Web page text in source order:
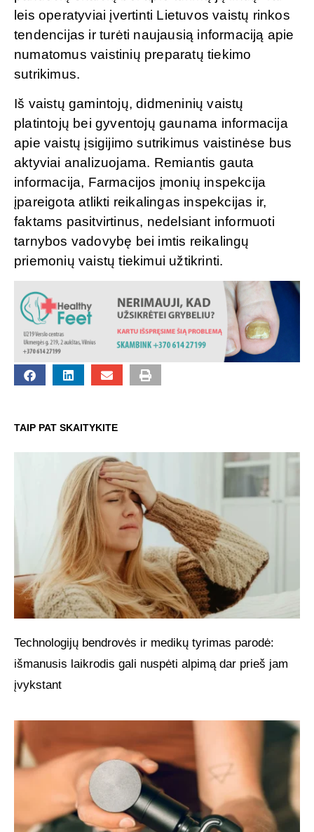
leis operatyviai įvertinti Lietuvos vaistų rinkos
tendencijas ir turėti naujausią informaciją apie
numatomus vaistinių preparatų tiekimo
sutrikimus.
Iš vaistų gamintojų, didmeninių vaistų
platintojų bei gyventojų gaunama informacija
apie vaistų įsigijimo sutrikimus vaistinėse bus
aktyviai analizuojama. Remiantis gauta
informacija, Farmacijos įmonių inspekcija
įpareigota atlikti reikalingas inspekcijas ir,
faktams pasitvirtinus, nedelsiant informuoti
tarnybos vadovybę bei imtis reikalingų
priemonių vaistų tiekimui užtikrinti.
TAIP PAT SKAITYKITE
Technologijų bendrovės ir medikų tyrimas parodė:
išmanusis laikrodis gali nuspėti alpimą dar prieš jam
įvykstant